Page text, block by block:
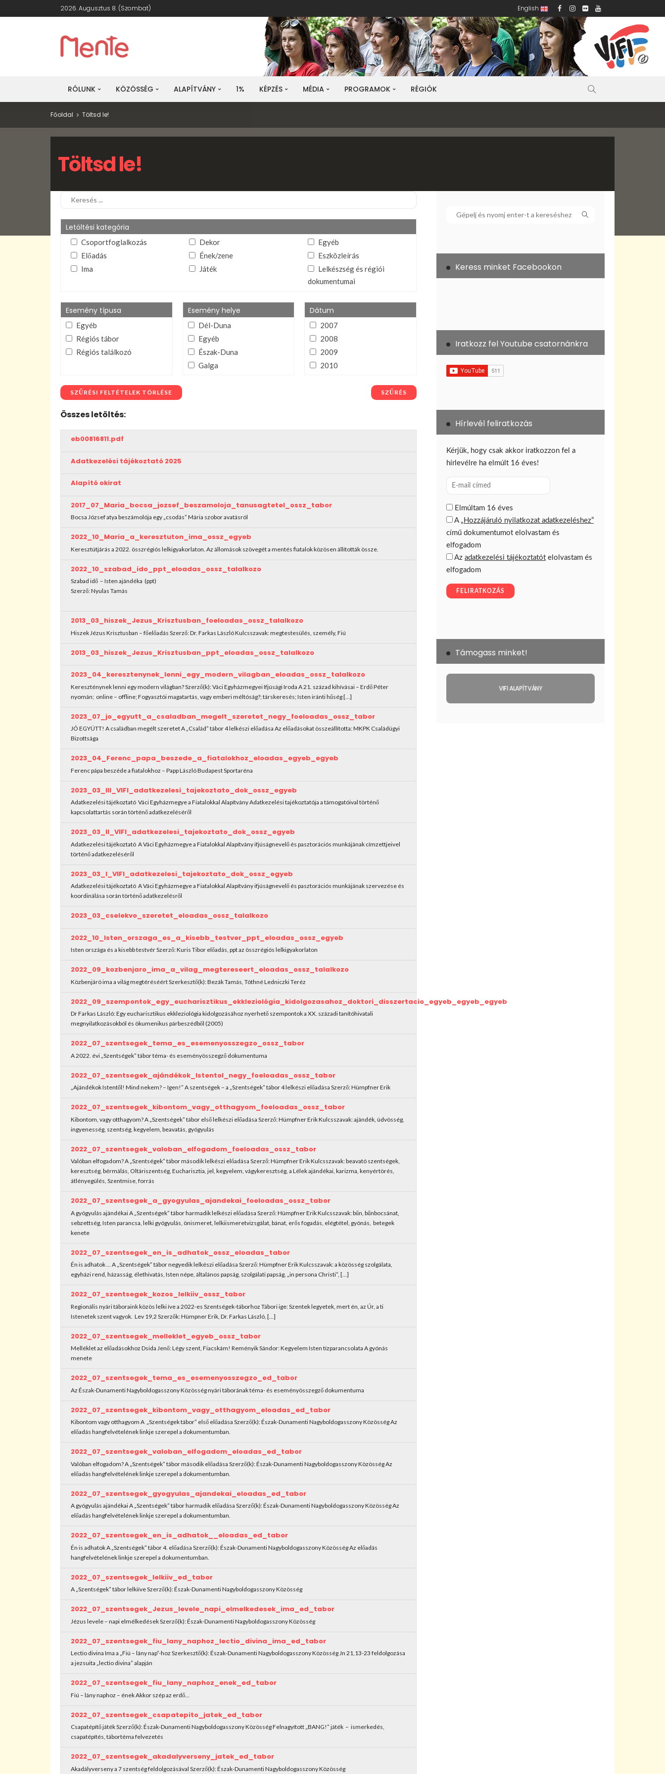
2026. Augusztus 8. (szombat) English
RÓLUNK KÖZÖSSÉG ALAPÍTVÁNY 1% KÉPZÉS MÉDIA PROGRAMOK RÉGIÓK
Főoldal Töltsd le!
Töltsd le!
Letöltési kategória
Csoportfoglalkozás Dekor
Egyéb
Előadás
Ének/zene
Eszközleírás
Ima
Játék
Lelkészség és régiói
dokumentumai
stb.)
Tanúságtétel
Téma és esemény
összegző
VIFI alapítvány
dokumentumai
Esemény típusa
Egyéb
Régiós tábor
Régiós találkozó
Esemény helye
Dél-Duna
Egyéb
Észak-Duna
Galga
Dátum
2007
2008
2009
2010
2015
SZŰRÉSI FELTÉTELEK TÖRLÉSE SZŰRÉS
Összes letöltés:
eb00816811.pdf
Adatkezelési tájékoztató 2025
Alapító okirat
2017_07_Maria_bocsa_jozsef_beszamoloja_tanusagtetel_ossz_tabor
Bocsa József atya beszámolója egy „csodás” Mária szobor avatásról
2022_10_Maria_a_keresztuton_ima_ossz_egyeb
Keresztútjárás a 2022. összrégiós lelkigyakorlaton. Az állomások szövegét a mentés fiatalok közösen állították össze.
2022_10_szabad_ido_ppt_eloadas_ossz_talalkozo
Szabad idő – Isten ajándéka (ppt)
Szerző: Nyulas Tamás
2013_03_hiszek_Jezus_Krisztusban_foeloadas_ossz_talalkozo
Hiszek Jézus Krisztusban – főelőadás Szerző: Dr. Farkas László Kulcsszavak: megtestesülés, személy, Fiú
2013_03_hiszek_Jezus_Krisztusban_ppt_eloadas_ossz_talalkozo
2023_04_keresztenynek_lenni_egy_modern_vilagban_eloadas_ossz_talalkozo
Kereszténynek lenni egy modern világban? Szerző(k): Váci Egyházmegyei Ifjúsági Iroda A 21. század kihívásai – Erdő Péter
nyomán; online – offline; Fogyasztói magatartás, vagy emberi méltóság?; társkeresés; Isten iránti hűség […]
2023_07_jo_egyutt_a_csaladban_megelt_szeretet_negy_foeloadas_ossz_tabor
JÓ EGYÜTT! A családban megélt szeretet A „Család” tábor 4 lelkészi előadása Az előadásokat összeállította: MKPK Családügyi
Bizottsága
2023_04_Ferenc_papa_beszede_a_fiatalokhoz_eloadas_egyeb_egyeb
Ferenc pápa beszéde a fiatalokhoz – Papp László Budapest Sportaréna
2023_03_III_VIFI_adatkezelesi_tajekoztato_dok_ossz_egyeb
Adatkezelési tájékoztató Váci Egyházmegye a Fiatalokkal Alapítvány Adatkezelési tajékoztatója a támogatóival történő
kapcsolattartás során történő adatkezeléséről
2023_03_II_VIFI_adatkezelesi_tajekoztato_dok_ossz_egyeb
Adatkezelési tájékoztató A Váci Egyházmegye a Fiatalokkal Alapítvány ifjúságnevelő és pasztorációs munkájának címzettjeivel
történő adatkezeléséről
2023_03_I_VIFI_adatkezelesi_tajekoztato_dok_ossz_egyeb
Adatkezelési tájékoztató A Váci Egyházmegye a Fiatalokkal Alapítvány ifjúságnevelő és pasztorációs munkájának szervezése és
koordinálása során történő adatkezelésről
2023_03_cselekvo_szeretet_eloadas_ossz_talalkozo
2022_10_Isten_orszaga_es_a_kisebb_testver_ppt_eloadas_ossz_egyeb
Isten országa és a kisebb testvér Szerző: Kuris Tibor előadás, ppt az összrégiós lelkigyakorlaton
2022_09_kozbenjaro_ima_a_vilag_megtereseert_eloadas_ossz_talalkozo
Közbenjáró ima a világ megtéréséért Szerkesztő(k): Bezák Tamás, Tóthné Ledniczki Teréz
2022_09_szempontok_egy_eucharisztikus_ekkleziológia_kidolgozasahoz_doktori_disszertacio_egyeb_egyeb_egyeb
Dr Farkas László: Egy eucharisztikus ekkleziológia kidolgozásához nyerhető szempontok a XX. századi tanítóhivatali
megnyilatkozásokból és ökumenikus párbeszédből (2005)
2022_07_szentsegek_tema_es_esemenyosszegzo_ossz_tabor
A 2022. évi „Szentségek” tábor téma- és eseményösszegző dokumentuma
2022_07_szentsegek_ajándékok_Istentol_negy_foeloadas_ossz_tabor
„Ajándékok Istentől! Mind nekem? – Igen!” A szentségek – a „Szentségek” tábor 4 lelkészi előadása Szerző: Hümpfner Erik
2022_07_szentsegek_kibontom_vagy_otthagyom_foeloadas_ossz_tabor
Kibontom, vagy otthagyom? A „Szentségek” tábor első lelkészi előadása Szerző: Hümpfner Erik Kulcsszavak: ajándék, üdvösség,
ingyenesség, szentség, kegyelem, beavatás, gyógyulás
2022_07_szentsegek_valoban_elfogadom_foeloadas_ossz_tabor
Valóban elfogadom? A „Szentségek” tábor második lelkészi előadása Szerző: Hümpfner Erik Kulcsszavak: beavató szentségek,
keresztség, bérmálás, Oltáriszentség, Eucharisztia, jel, kegyelem, vágykeresztség, a Lélek ajándékai, karizma, kenyértörés,
átlényegülés, Szentmise, forrás
2022_07_szentsegek_a_gyogyulas_ajandekai_foeloadas_ossz_tabor
A gyógyulás ajándékai A „Szentségek” tábor harmadik lelkészi előadása Szerző: Hümpfner Erik Kulcsszavak: bűn, bűnbocsánat,
sebzettség, Isten parancsa, lelki gyógyulás, önismeret, lelkiismeretvizsgálat, bánat, erős fogadás, elégtétel, gyónás, betegek
kenete
2022_07_szentsegek_en_is_adhatok_ossz_eloadas_tabor
Én is adhatok … A „Szentségek” tábor negyedik lelkészi előadása Szerző: Hümpfner Erik Kulcsszavak: a közösség szolgálata,
egyházi rend, házasság, élethivatás, Isten népe, általános papság, szolgálati papság, „in persona Christi”, […]
2022_07_szentsegek_kozos_lelkiiv_ossz_tabor
Regionális nyári táboraink közös lelki íve a 2022-es Szentségek-táborhoz Tábori ige: Szentek legyetek, mert én, az Úr, a ti
Istenetek szent vagyok. Lev 19,2 Szerzők: Hümpner Erik, Dr. Farkas László, […]
2022_07_szentsegek_melleklet_egyeb_ossz_tabor
Melléklet az előadásokhoz Dsida Jenő: Légy szent, Fiacskám! Reményik Sándor: Kegyelem Isten tízparancsolata A gyónás
menete
2022_07_szentsegek_tema_es_esemenyosszegzo_ed_tabor
Az Észak-Dunamenti Nagyboldogasszony Közösség nyári táborának téma- és eseményösszegző dokumentuma
2022_07_szentsegek_kibontom_vagy_otthagyom_eloadas_ed_tabor
Kibontom vagy otthagyom A „Szentségek tábor” első előadása Szerző(k): Észak-Dunamenti Nagyboldogasszony Közösség Az
előadás hangfelvételének linkje szerepel a dokumentumban.
2022_07_szentsegek_valoban_elfogadom_eloadas_ed_tabor
Valóban elfogadom? A „Szentségek” tábor második előadása Szerző(k): Észak-Dunamenti Nagyboldogasszony Közösség Az
előadás hangfelvételének linkje szerepel a dokumentumban.
2022_07_szentsegek_gyogyulas_ajandekai_eloadas_ed_tabor
A gyógyulás ajándékai A „Szentségek” tábor harmadik előadása Szerző(k): Észak-Dunamenti Nagyboldogasszony Közösség Az
előadás hangfelvételének linkje szerepel a dokumentumban.
2022_07_szentsegek_en_is_adhatok__eloadas_ed_tabor
Én is adhatok A „Szentségek” tábor 4. előadása Szerző(k): Észak-Dunamenti Nagyboldogasszony Közösség Az előadás
hangfelvételének linkje szerepel a dokumentumban.
2022_07_szentsegek_lelkiiv_ed_tabor
A „Szentségek” tábor lelkiíve Szerző(k): Észak-Dunamenti Nagyboldogasszony Közösség
2022_07_szentsegek_Jezus_levele_napi_elmelkedesek_ima_ed_tabor
Jézus levele – napi elmélkedések Szerző(k): Észak-Dunamenti Nagyboldogasszony Közösség
2022_07_szentsegek_fiu_lany_naphoz_lectio_divina_ima_ed_tabor
Lectio divina Ima a „Fiú – lány nap”-hoz Szerkesztő(k): Észak-Dunamenti Nagyboldogasszony Közösség Jn 21,13-23 feldolgozása
a jezsuita „lectio divina” alapján
2022_07_szentsegek_fiu_lany_naphoz_enek_ed_tabor
Fiú – lány naphoz – ének Akkor szép az erdő…
2022_07_szentsegek_csapatepito_jatek_ed_tabor
Csapatépítő játék Szerző(k): Észak-Dunamenti Nagyboldogasszony Közösség Felnagyított „BANG!” játék – ismerkedés,
csapatépítés, tábortéma felvezetés
2022_07_szentsegek_akadalyverseny_jatek_ed_tabor
Akadályverseny a 7 szentség feldolgozásával Szerző(k): Észak-Dunamenti Nagyboldogasszony Közösség
Keress minket Facebookon
Iratkozz fel Youtube csatornánkra
Hírlevél feliratkozás
Támogass minket!
VIFI ALAPÍTVÁNY